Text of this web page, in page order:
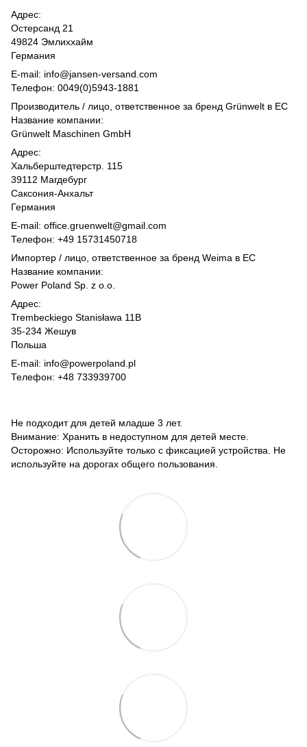
Адрес:
Остерсанд 21
49824 Эмлиххайм
Германия
E-mail: info@jansen-versand.com
Телефон: 0049(0)5943-1881
Производитель / лицо, ответственное за бренд Grünwelt в ЕС
Название компании:
Grünwelt Maschinen GmbH
Адрес:
Хальберштедтерстр. 115
39112 Магдебург
Саксония-Анхальт
Германия
E-mail: office.gruenwelt@gmail.com
Телефон: +49 15731450718
Импортер / лицо, ответственное за бренд Weima в ЕС
Название компании:
Power Poland Sp. z o.o.
Адрес:
Trembeckiego Stanisława 11B
35-234 Жешув
Польша
E-mail: info@powerpoland.pl
Телефон: +48 733939700
Не подходит для детей младше 3 лет.
Внимание: Хранить в недоступном для детей месте.
Осторожно: Используйте только с фиксацией устройства. Не
используйте на дорогах общего пользования.